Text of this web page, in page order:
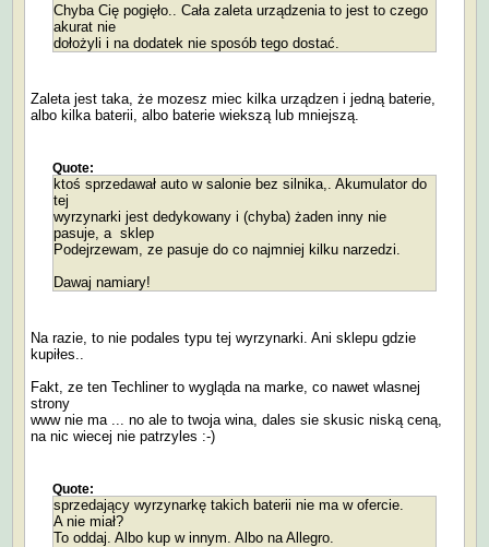
Chyba Cię pogięło.. Cała zaleta urządzenia to jest to czego
akurat nie
dołożyli i na dodatek nie sposób tego dostać.
Zaleta jest taka, że mozesz miec kilka urządzen i jedną baterie,
albo kilka baterii, albo baterie wiekszą lub mniejszą.
Quote:
ktoś sprzedawał auto w salonie bez silnika,. Akumulator do
tej
wyrzynarki jest dedykowany i (chyba) żaden inny nie
pasuje, a sklep
Podejrzewam, ze pasuje do co najmniej kilku narzedzi.
Dawaj namiary!
Na razie, to nie podales typu tej wyrzynarki. Ani sklepu gdzie
kupiłes..
Fakt, ze ten Techliner to wygląda na marke, co nawet wlasnej
strony
www nie ma ... no ale to twoja wina, dales sie skusic niską ceną,
na nic wiecej nie patrzyles :-)
Quote:
sprzedający wyrzynarkę takich baterii nie ma w ofercie.
A nie miał?
To oddaj. Albo kup w innym. Albo na Allegro.